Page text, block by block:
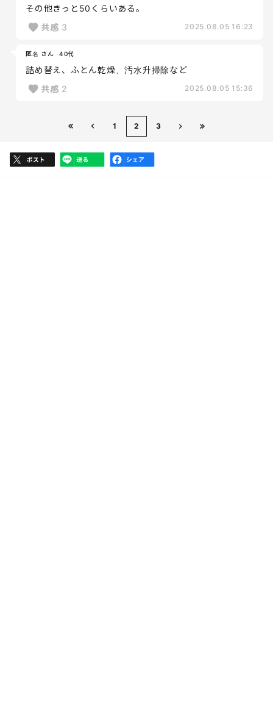
その他きっと50くらいある。
共感 3 2025.08.05 16:23
匿名 さん 40代
詰め替え、ふとん乾燥、汚水升掃除など
共感 2 2025.08.05 15:36
1 2 3